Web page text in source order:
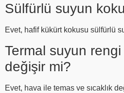
Sülfürlü suyun
Evet, hafif kükürt kokusu sülfürlü
Termal suyun
değişir mi?
Evet, hava ile temas ve sıcaklık